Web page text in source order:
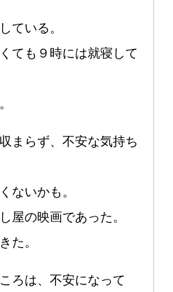
ている。
ても９時には就寝して
まらず、不安な気持ち
ないかも。
屋の映画であった。
た。
ろは、不安になって